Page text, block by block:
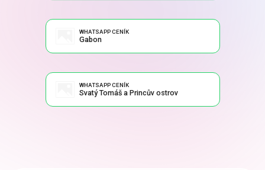
WHATSAPP CENÍK
Gabon
WHATSAPP CENÍK
Svatý Tomáš a Princův ostrov